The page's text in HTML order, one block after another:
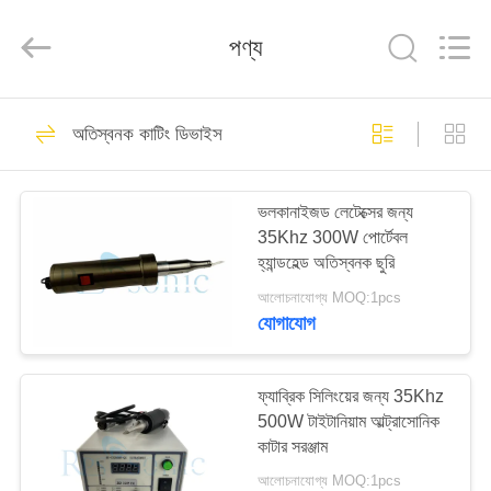
পণ্য
আমাদের
সম্পর্কে
কারখানা
Reserved.
অতিস্বনক eldালাই
101
অতিস্বনক eldালাই
ট্রান্সডুসার
51
পণ্য
অতিস্বনক কাটিং ডিভাইস
ভলকানাইজড লেটেক্সের জন্য
35Khz 300W পোর্টেবল
হ্যান্ডহেল্ড অতিস্বনক ছুরি
আলোচনাযোগ্য MOQ:1pcs
যোগাযোগ
ফ্যাব্রিক সিলিংয়ের জন্য 35Khz
500W টাইটানিয়াম আল্ট্রাসোনিক
কাটার সরঞ্জাম
আলোচনাযোগ্য MOQ:1pcs